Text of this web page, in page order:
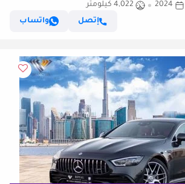
2024
4,022 كيلومتر
إتصل
واتساب